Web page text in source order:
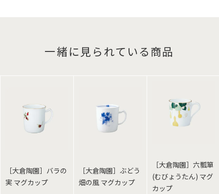
一緒に見られている商品
［大倉陶園］バラの
実 マグカップ
［大倉陶園］ぶどう
畑の風 マグカップ
［大倉陶園］六瓢箪
(むびょうたん) マグ
カップ